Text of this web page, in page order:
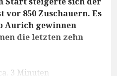
850 Zuschauern. Es
Aurich gewinnen
die letzten zehn
3 Minuten